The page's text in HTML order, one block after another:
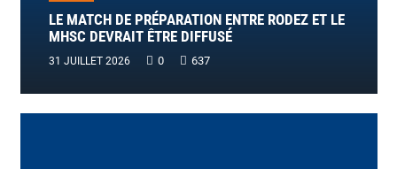
LE MATCH DE PRÉPARATION ENTRE RODEZ ET LE
MHSC DEVRAIT ÊTRE DIFFUSÉ
31 JUILLET 2026 0 637